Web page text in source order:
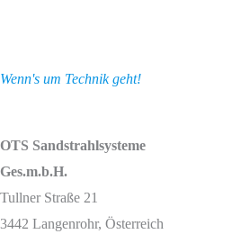
Wenn's um Technik geht!
OTS Sandstrahlsysteme
Ges.m.b.H.
Tullner Straße 21
3442 Langenrohr, Österreich